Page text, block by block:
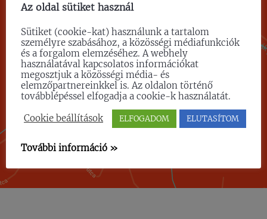
Az oldal sütiket használ
Sütiket (cookie-kat) használunk a tartalom
személyre szabásához, a közösségi médiafunkciók
és a forgalom elemzéséhez. A webhely
használatával kapcsolatos információkat
megosztjuk a közösségi média- és
elemzőpartnereinkkel is. Az oldalon történő
továbblépéssel elfogadja a cookie-k használatát.
Cookie beállítások ELFOGADOM ELUTASÍTOM
További információ »